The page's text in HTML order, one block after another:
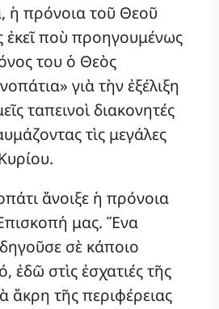
ἡ πρόνοια τοῦ Θεοῦ
ἐκεῖ ποὺ προηγουμένως
του ὁ Θεὸς
γιὰ τὴν ἐξέλιξη
ταπεινοὶ διακονητές
τὶς μεγάλες
ἄνοιξε ἡ πρόνοια
μας. Ἕνα
σὲ κάποιο
ἐδῶ στὶς ἐσχατιές τῆς
ἄκρη τῆς περιφέρειας